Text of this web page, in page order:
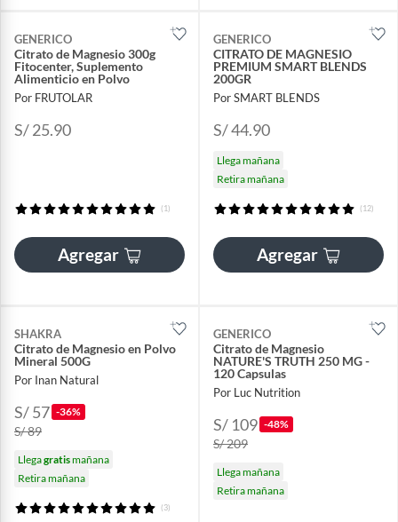
GENERICO
Citrato de Magnesio 300g
Fitocenter, Suplemento
Alimenticio en Polvo
Por FRUTOLAR
S/ 25.90
(1)
Agregar
GENERICO
CITRATO DE MAGNESIO
PREMIUM SMART BLENDS
200GR
Por SMART BLENDS
S/ 44.90
Llega mañana
Retira mañana
(12)
Agregar
SHAKRA
Citrato de Magnesio en Polvo
Mineral 500G
Por Inan Natural
S/ 57 -36%
S/ 89
Llegagratismañana
Retira mañana
(3)
GENERICO
Citrato de Magnesio
NATURE'S TRUTH 250 MG -
120 Capsulas
Por Luc Nutrition
S/ 109 -48%
S/ 209
Llega mañana
Retira mañana